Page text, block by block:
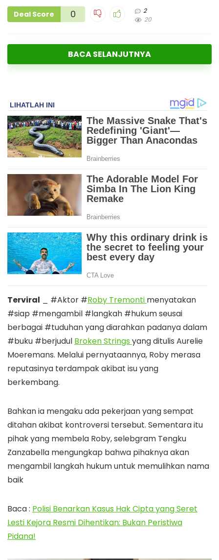
Deal Score 0
2
20
BACA SELANJUTNYA
Terviral _ #Aktor #Roby Tremonti menyatakan
#siap #mengambil #langkah #hukum seusai
berbagai #tuduhan yang diarahkan padanya dalam
#buku #berjudul Broken Stringsyang ditulis Aurelie
Moeremans. Melalui pernyataannya, Roby merasa
reputasinya terdampak akibat isu yang
berkembang.
Bahkan ia mengaku ada pekerjaan yang sempat
ditahan akibat kontroversi tersebut. Sementara itu
pihak yang membela Roby, selebgram Tengku
Zanzabella mengungkap bahwa pihaknya akan
mengambil langkah hukum untuk memulihkan nama
baik
Baca : Polisi Benarkan Kasus Hak Cipta yang Seret
Lesti Kejora Resmi Dihentikan: Bukan Peristiwa
Pidana!